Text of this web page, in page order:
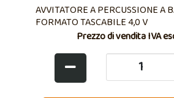
AVVITATORE A PERCUSSIONE A
FORMATO TASCABILE 4,0 V
Prezzo di vendita IVA